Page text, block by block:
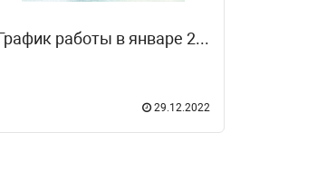
График работы в январе 2023 год
29.12.2022